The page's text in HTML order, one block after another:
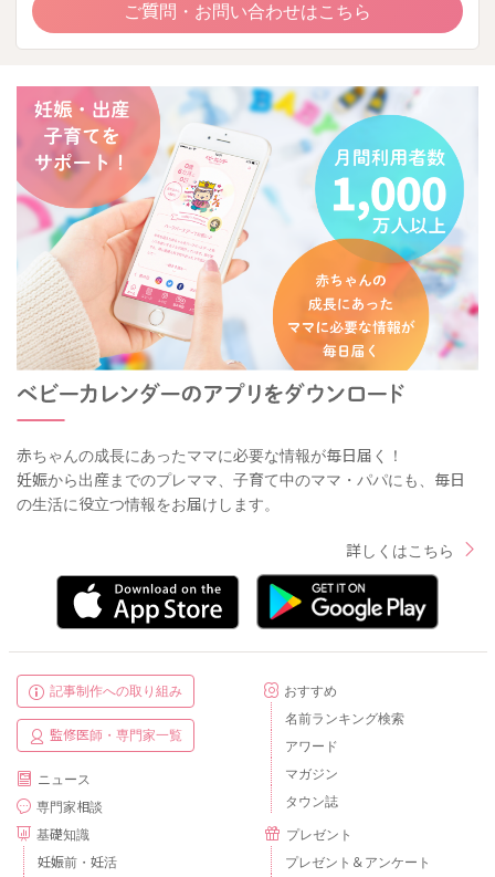
ご質問・お問い合わせはこちら
赤ちゃんの成長にあったママに必要な情報が毎日届く！
妊娠から出産までのプレママ、子育て中のママ・パパにも、毎日
の生活に役立つ情報をお届けします。
詳しくはこちら
記事制作への取り組み
監修医師・専門家一覧
ニュース
専門家相談
基礎知識
妊娠前・妊活
おすすめ
名前ランキング検索
アワード
マガジン
タウン誌
プレゼント
プレゼント＆アンケート